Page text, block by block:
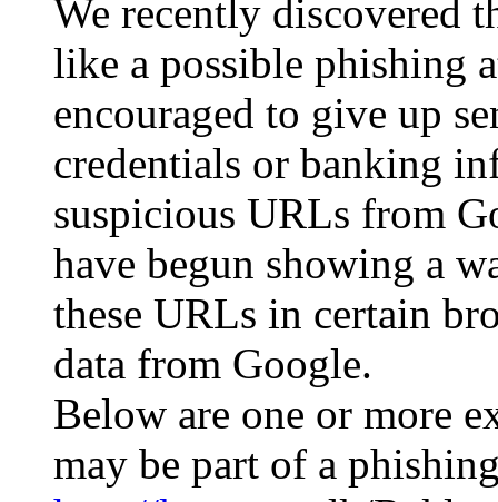
We recently discovered
like a possible phishing
encouraged to give up
credentials or banking
suspicious URLs from
have begun showing a
these URLs in certain
data from Google.
Below are one or more
may be part of a